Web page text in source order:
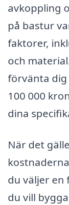
avkoppling
på bastur
faktorer,
och
förvänta dig
100 000
dina
När det
du väljer en
du vill